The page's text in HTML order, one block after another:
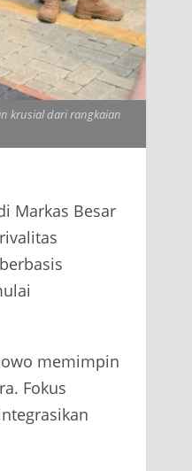
krusial dari rangkaian
Markas Besar
memimpin
Fokus